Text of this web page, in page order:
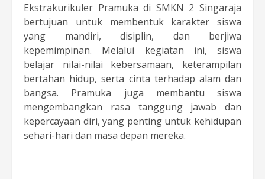
Ekstrakurikuler Pramuka di SMKN 2 Singaraja
bertujuan untuk membentuk karakter siswa
yang mandiri, disiplin, dan berjiwa
kepemimpinan. Melalui kegiatan ini, siswa
belajar nilai-nilai kebersamaan, keterampilan
bertahan hidup, serta cinta terhadap alam dan
bangsa. Pramuka juga membantu siswa
mengembangkan rasa tanggung jawab dan
kepercayaan diri, yang penting untuk kehidupan
sehari-hari dan masa depan mereka.